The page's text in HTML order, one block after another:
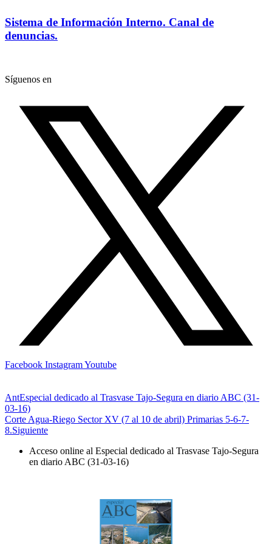
Sistema de Información Interno. Canal de
denuncias.
Síguenos en
Facebook InstagramYoutube
AntEspecial dedicado al Trasvase Tajo-Segura en diario ABC (31-
03-16)
Corte Agua-Riego Sector XV (7 al 10 de abril) Primarias 5-6-7-
8.Siguiente
Acceso online al Especial dedicado al Trasvase Tajo-Segura
en diario ABC (31-03-16)